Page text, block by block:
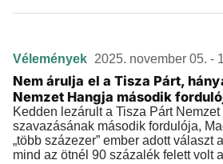
Vélemények 2025. november 05. -
Nem árulja el a Tisza Párt,
Nemzet Hangja második
Kedden lezárult a Tisza Párt
szavazásának második fordulója,
„több százezer” ember adott választ
mind az ötnél 90 százalék felett volt